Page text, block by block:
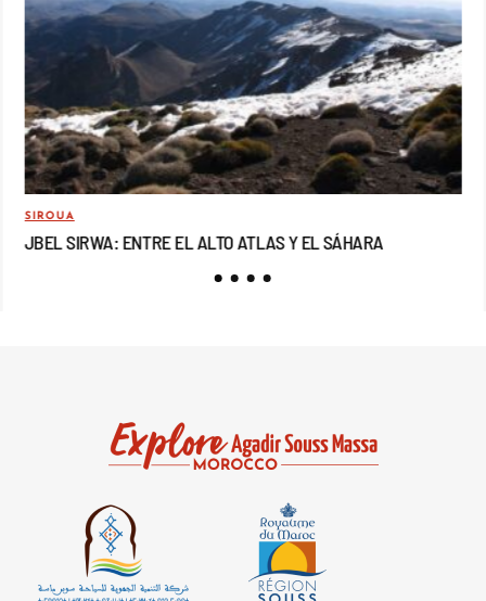
SIROUA
JBEL SIRWA: ENTRE EL ALTO ATLAS Y EL SÁHARA